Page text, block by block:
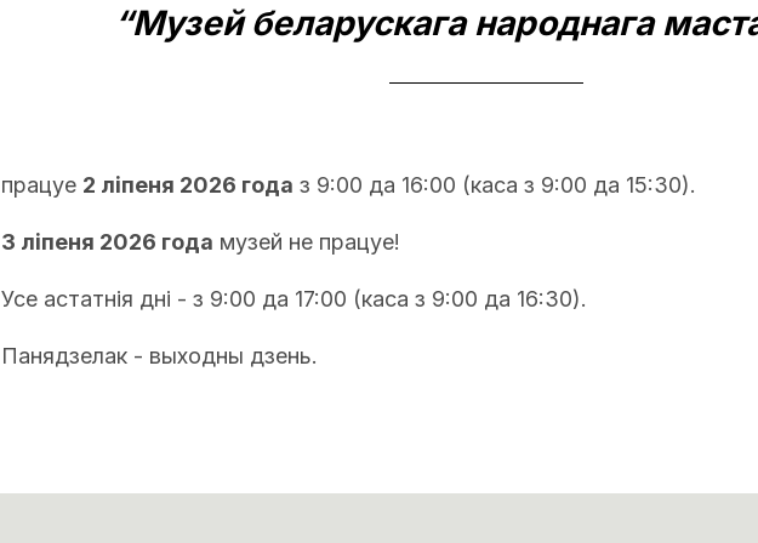
“Музей беларускага народнага
працуе 2 ліпеня 2026 года з 9:00 да 16:00 (каса з 9:00 да 15:30).
3 ліпеня 2026 года музей не працуе!
Усе астатнія дні - з 9:00 да 17:00 (каса з 9:00 да 16:30).
Панядзелак - выходны дзень.